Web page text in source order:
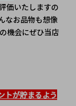
価いたしますの
なお品物も想像
機会にぜひ当店
トが貯まるよう